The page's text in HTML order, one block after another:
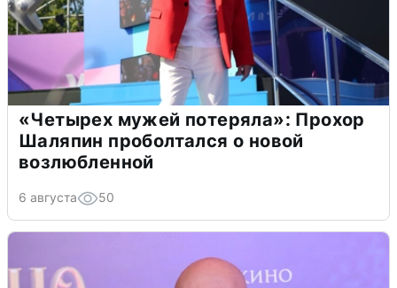
«Четырех мужей потеряла»: Прохор
Шаляпин проболтался о новой
возлюбленной
6 августа 50